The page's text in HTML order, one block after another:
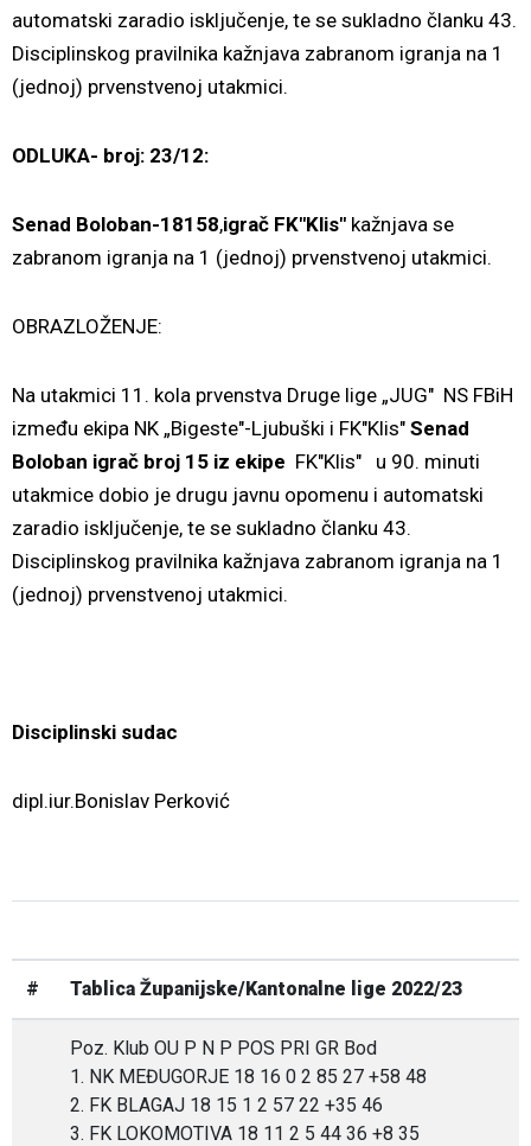
automatski zaradio isključenje, te se sukladno članku 43.
Disciplinskog pravilnika kažnjava zabranom igranja na 1
(jednoj) prvenstvenoj utakmici.
ODLUKA- broj: 23/12:
Senad Boloban-18158,igrač FK"Klis" kažnjava se
zabranom igranja na 1 (jednoj) prvenstvenoj utakmici.
OBRAZLOŽENJE:
Na utakmici 11. kola prvenstva Druge lige „JUG" NS FBiH
između ekipa NK „Bigeste"-Ljubuški i FK"Klis" Senad
Boloban igrač broj 15 iz ekipe FK"Klis"
u 90. minuti
utakmice dobio je drugu javnu opomenu i automatski
zaradio isključenje, te se sukladno članku 43.
Disciplinskog pravilnika kažnjava zabranom igranja na 1
(jednoj) prvenstvenoj utakmici.
Disciplinski sudac
dipl.iur.Bonislav Perković
# Tablica Županijske/Kantonalne lige 2022/23
Poz. Klub OU P N P POS PRI GR Bod
1. NK MEĐUGORJE 18 16 0 2 85 27 +58 48
2. FK BLAGAJ 18 15 1 2 57 22 +35 46
3. FK LOKOMOTIVA 18 11 2 5 44 36 +8 35